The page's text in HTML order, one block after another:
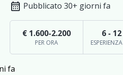
calendar_month Pubblicato 30+ giorni fa
€ 1.600-2.200
PER ORA
6 -
fa